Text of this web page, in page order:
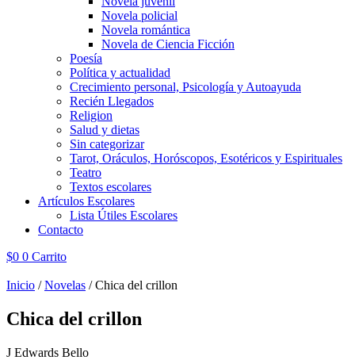
Novela policial
Novela romántica
Novela de Ciencia Ficción
Poesía
Política y actualidad
Crecimiento personal, Psicología y Autoayuda
Recién Llegados
Religion
Salud y dietas
Sin categorizar
Tarot, Oráculos, Horóscopos, Esotéricos y Espirituales
Teatro
Textos escolares
Artículos Escolares
Lista Útiles Escolares
Contacto
$0 0 Carrito
Inicio /Novelas / Chica del crillon
Chica del crillon
J Edwards Bello